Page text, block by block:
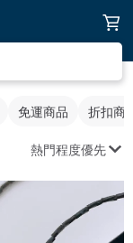
免運商品 折扣商
熱門程度優先